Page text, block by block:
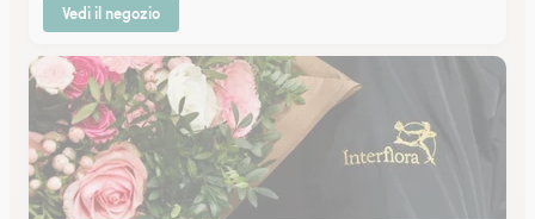
Vedi il negozio